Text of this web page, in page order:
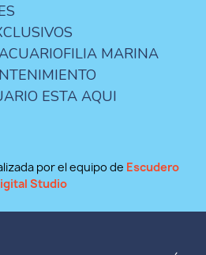
MARINA
ESTA AQUI
por el equipo de Escudero
Studio